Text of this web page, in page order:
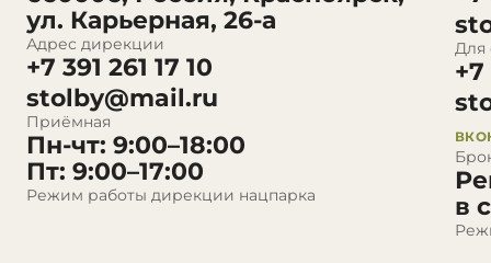
ул. Карьерная, 26-а
Адрес дирекции
+7 391 261 17 10
stolby@mail.ru
Приёмная
Пн-чт: 9:00–18:00
Пт: 9:00–17:00
Режим работы дирекции нацпарка
Для
+7
в